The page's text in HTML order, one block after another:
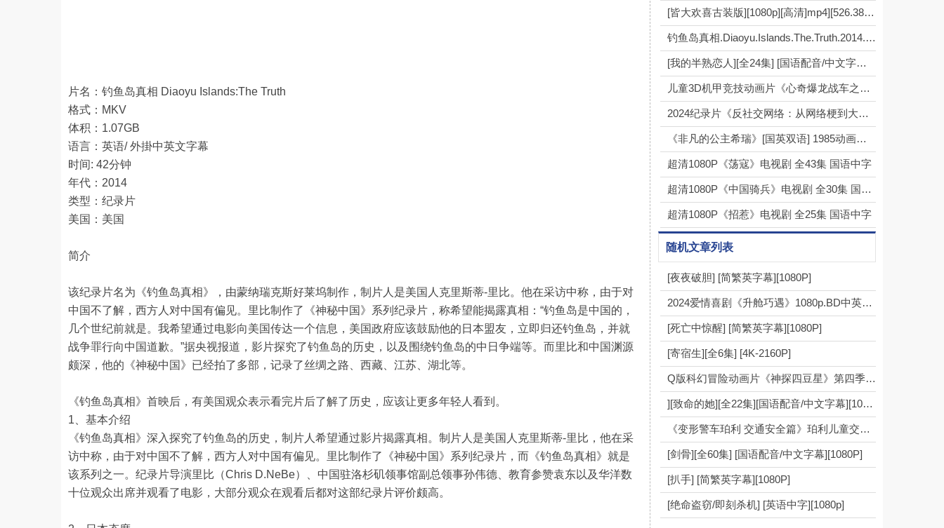
片名：钓鱼岛真相 Diaoyu Islands:The Truth
格式：MKV
体积：1.07GB
语言：英语/ 外掛中英文字幕
时间: 42分钟
年代：2014
类型：纪录片
美国：美国
简介
该纪录片名为《钓鱼岛真相》，由蒙纳瑞克斯好莱坞制作，制片人是美国人克里斯蒂-里比。他在采访中称，由于对
中国不了解，西方人对中国有偏见。里比制作了《神秘中国》系列纪录片，称希望能揭露真相：“钓鱼岛是中国的，
几个世纪前就是。我希望通过电影向美国传达一个信息，美国政府应该鼓励他的日本盟友，立即归还钓鱼岛，并就
战争罪行向中国道歉。”据央视报道，影片探究了钓鱼岛的历史，以及围绕钓鱼岛的中日争端等。而里比和中国渊源
颇深，他的《神秘中国》已经拍了多部，记录了丝绸之路、西藏、江苏、湖北等。
《钓鱼岛真相》首映后，有美国观众表示看完片后了解了历史，应该让更多年轻人看到。
1、基本介绍
《钓鱼岛真相》深入探究了钓鱼岛的历史，制片人希望通过影片揭露真相。制片人是美国人克里斯蒂-里比，他在采
访中称，由于对中国不了解，西方人对中国有偏见。里比制作了《神秘中国》系列纪录片，而《钓鱼岛真相》就是
该系列之一。纪录片导演里比（Chris D.NeBe）、中国驻洛杉矶领事馆副总领事孙伟德、教育参赞袁东以及华洋数
十位观众出席并观看了电影，大部分观众在观看后都对这部纪录片评价颇高。
[皆大欢喜古装版][1080p][高清]mp4][526.38g][每集1.4g][2001年] [粤语中字]
钓鱼岛真相.Diaoyu.Islands.The.Truth.2014.HDTV.720P.X264.AAC-NCCX
[我的半熟恋人][全24集] [国语配音/中文字幕][1080P]
儿童3D机甲竞技动画片《心奇爆龙战车之驯龙斗士》全26集下载 mp4高清720p
2024纪录片《反社交网络：从网络梗到大灾祸》1080p.BD中英双字
《非凡的公主希瑞》[国英双语] 1985动画（全92集）
超清1080P《荡寇》电视剧 全43集 国语中字
超清1080P《中国骑兵》电视剧 全30集 国语中字
超清1080P《招惹》电视剧 全25集 国语中字
随机文章列表
[夜夜破胆] [简繁英字幕][1080P]
2024爱情喜剧《升舱巧遇》1080p.BD中英双字
[死亡中惊醒] [简繁英字幕][1080P]
[寄宿生][全6集] [4K-2160P]
Q版科幻冒险动画片《神探四豆星》第四季全52集480p下载 mp4国语中字
][致命的她][全22集][国语配音/中文字幕][1080P]
《变形警车珀利 交通安全篇》珀利儿童交通安全教育片 中英文版全52集
[剑骨][全60集] [国语配音/中文字幕][1080P]
[扒手] [简繁英字幕][1080P]
[绝命盗窃/即刻杀机] [英语中字][1080p]